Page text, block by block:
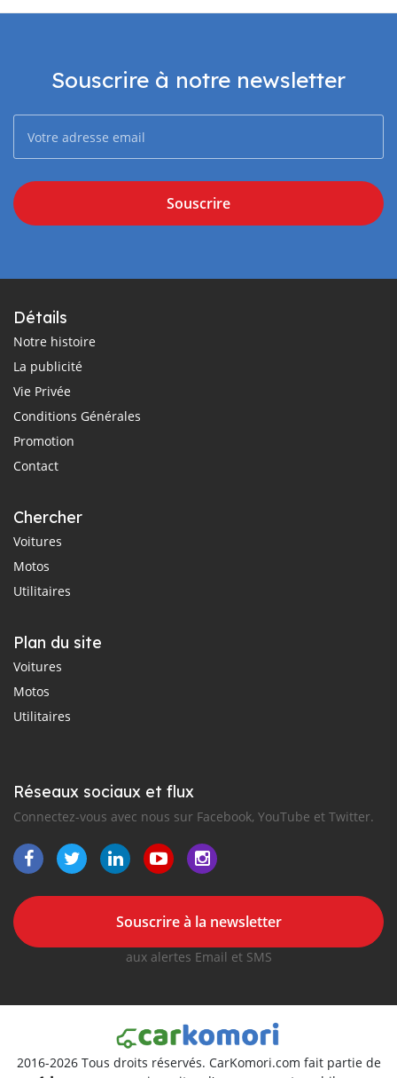
Souscrire à notre newsletter
Souscrire
Détails
Notre histoire
La publicité
Vie Privée
Conditions Générales
Promotion
Contact
Chercher
Voitures
Motos
Utilitaires
Plan du site
Voitures
Motos
Utilitaires
Réseaux sociaux et flux
Connectez-vous avec nous sur Facebook, YouTube et Twitter.
Souscrire à la newsletter
aux alertes Email et SMS
2016-2026 Tous droits réservés. CarKomori.com fait partie de